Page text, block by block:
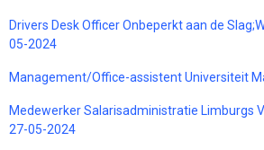
Drivers Desk Officer Onbeperkt aan de
05-2024
Management/Office-assistent Universiteit
Medewerker Salarisadministratie Limburgs
27-05-2024